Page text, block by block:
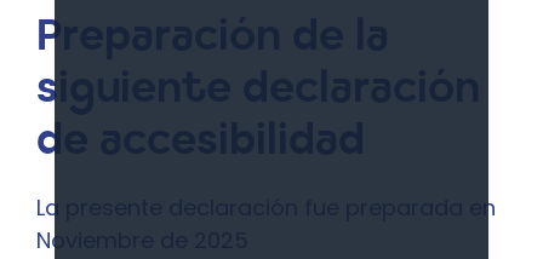
Preparación de la
siguiente declaración
de accesibilidad
La presente declaración fue preparada en
Noviembre de 2025